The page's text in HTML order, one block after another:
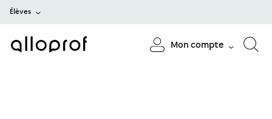
Élèves
Mon compte